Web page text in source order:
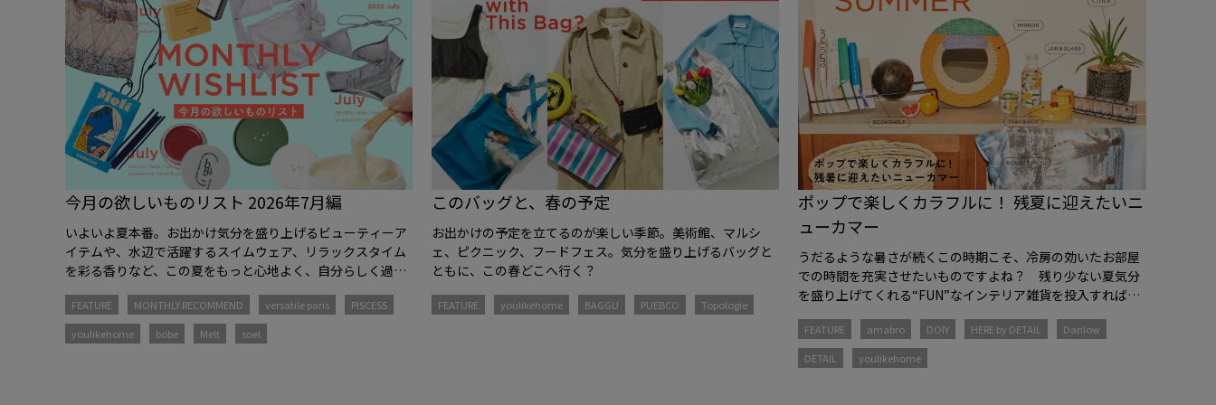
今月の欲しいものリスト 2026年7月編
いよいよ夏本番。お出かけ気分を盛り上げるビューティーア
イテムや、水辺で活躍するスイムウェア、リラックスタイム
を彩る香りなど、この夏をもっと心地よく、自分らしく過ご
FEATURE MONTHLY RECOMMEND versatile paris
PISCESS
youlikehome
bobe Melt soel
このバッグと、春の予定
お出かけの予定を立てるのが楽しい季節。美術館、マルシ
ェ、ピクニック、フードフェス。気分を盛り上げるバッグと
ともに、この春どこへ行く？
FEATURE youlikehome BAGGU PUEBCO Topologie
ポップで楽しくカラフルに！ 残夏に迎えたいニ
ューカマー
うだるような暑さが続くこの時期こそ、冷房の効いたお部屋
での時間を充実させたいものですよね？ 残り少ない夏気分
を盛り上げてくれる“FUN”なインテリア雑貨を投入すれば、
でいつもの空間をアップデートしてみては。
FEATURE amabro DOIY HERE by DETAIL
Danlow
DETAIL
youlikehome